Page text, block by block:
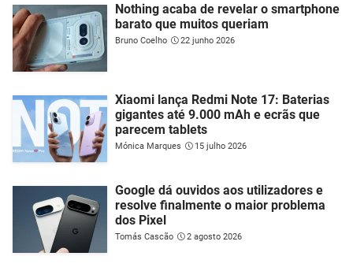
Nothing acaba de revelar o smartphone
barato que muitos queriam
Bruno Coelho 22 junho 2026
Xiaomi lança Redmi Note 17: Baterias
gigantes até 9.000 mAh e ecrãs que
parecem tablets
Mónica Marques 15 julho 2026
Google dá ouvidos aos utilizadores e
resolve finalmente o maior problema
dos Pixel
Tomás Cascão 2 agosto 2026